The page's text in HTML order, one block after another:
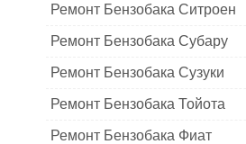
Ремонт Бензобака Ситроен
Ремонт Бензобака Субару
Ремонт Бензобака Сузуки
Ремонт Бензобака Тойота
Ремонт Бензобака Фиат